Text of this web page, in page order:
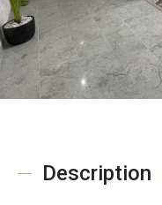
Description